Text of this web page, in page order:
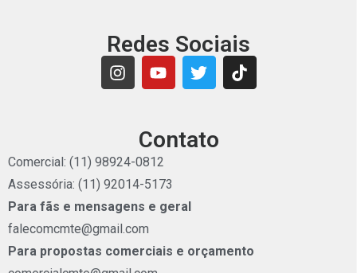
Redes Sociais
Contato
Comercial: (11) 98924-0812
Assessória: (11) 92014-5173
Para fãs e mensagens e geral
falecomcmte@gmail.com
Para propostas comerciais e orçamento